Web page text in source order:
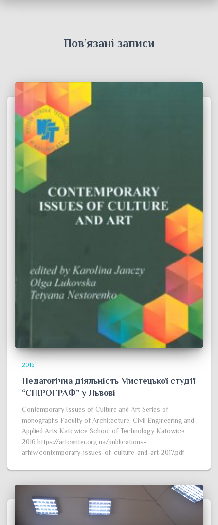
Пов’язані записи
2016
Педагогічна діяльність Мистецької студії
“СПІРОГРАФ” у Львові
Contemporary Issues of Culture and Art Series of
monographs Faculty of Architecture, Civil Engineering and
Applied Arts Katowice School of Technology Katowice
2016 https://artcenter.org.ua/publications-
arhiv/contemporary-issues-of-culture-and-art-2017.pdf